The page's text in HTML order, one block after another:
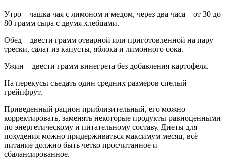
Утро – чашка чая с лимоном и медом, через два часа – от 30 до
80 грамм сыра с двумя хлебцами.
Обед – двести грамм отварной или приготовленной на пару
трески, салат из капусты, яблока и лимонного сока.
Ужин – двести грамм винегрета без добавления картофеля.
На перекусы съедать один средних размеров спелый
грейпфрут.
Приведенный рацион приблизительный, его можно
корректировать, заменять некоторые продукты равноценными
по энергетическому и питательному составу. Диеты для
похудения можно придерживаться максимум месяц, всё
питание должно быть четко просчитанное и
сбалансированное.